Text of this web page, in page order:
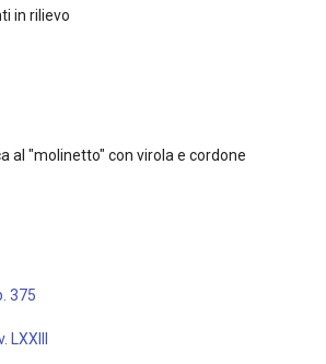
in rilievo
al "molinetto" con virola e cordone
375